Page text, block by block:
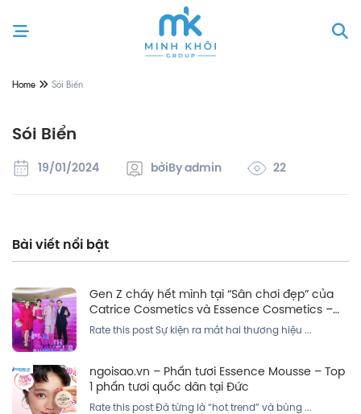
Home Sói Biển
Sói Biển
19/01/2024 bởi By admin 22
Bài viết nổi bật
Gen Z cháy hết mình tại “Sân chơi đẹp” của
Catrice Cosmetics và Essence Cosmetics –
Đánh dấu sự trở lại đầy bùng nổ tại Việt Nam
Rate this post Sự kiện ra mắt hai thương hiệu ...
ngoisao.vn – Phấn tươi Essence Mousse – Top
1 phấn tươi quốc dân tại Đức
Rate this post Đã từng là “hot trend” và bùng ...